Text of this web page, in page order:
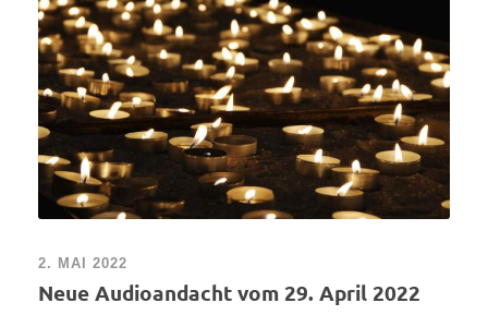
2. MAI 2022
Neue Audioandacht vom 29. April 2022